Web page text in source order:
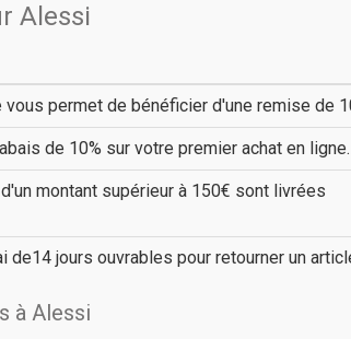
Alessi
vous permet de bénéficier d'une remise de
de 10% sur votre premier achat en
montant supérieur à 150€ sont livrées
de14 jours ouvrables pour retourner un
à Alessi